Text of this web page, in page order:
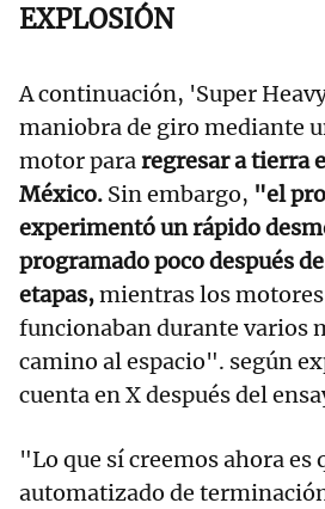
EXPLOSIÓN
A continuación, 'Super
maniobra de giro mediante
motor pararegresar a tierra
México. Sin embargo, "el
experimentó un rápido
programado poco después
etapas,mientras los
funcionaban durante varios
camino al espacio". según
cuenta en X después del
"Lo que sí creemos ahora es
automatizado de